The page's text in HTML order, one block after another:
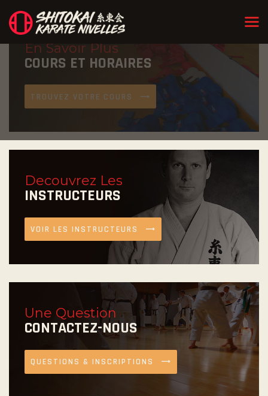
En Savoir Plus
COURS ET HORAIRES
TROUVEZ VOTRE COURS
Decouvrez Les
INSTRUCTEURS
VOIR LES INSTRUCTEURS
Une Question
CONTACTEZ-NOUS
QUESTIONS & INSCRIPTIONS